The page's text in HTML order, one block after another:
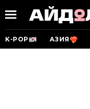
K-POP АЗИЯ